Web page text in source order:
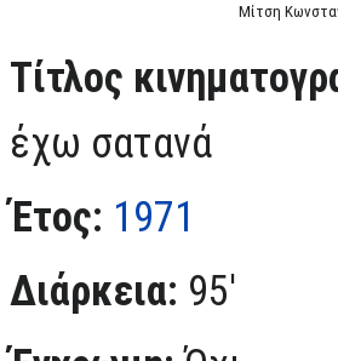
Μίτση
Τίτλος
έχω σατανά
Έτος: 1971
Διάρκεια: 95'